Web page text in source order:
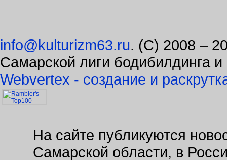
info@kulturizm63.ru. (C) 2008 –
Самарской лиги бодибилдинга
Webvertex - создание и
На сайте публикуются
Самарской области, в